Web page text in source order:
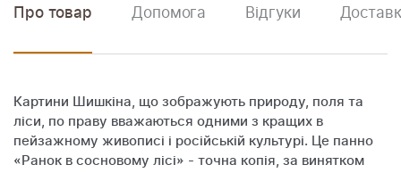
Про товар Допомога Відгуки
Картини Шишкіна, що зображують природу, поля та
ліси, по праву вважаються одними з кращих в
пейзажному живописі і російській культурі. Це панно
«Ранок в сосновому лісі» - точна копія, за винятком